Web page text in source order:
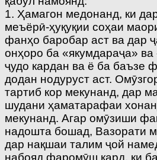
1. Ҳамагон медонанд, ки
меъёрӣ-ҳуқуқии соҳаи
фанҳо баробар аст ва дар
онҳоро ба «якумдараҷа»
ҷудо кардан ва ё ба баъзе
додан нодуруст аст.
тартиб кор мекунанд, дар
шудани ҳаматарафаи
мекунанд. Агар омӯзиши
надошта бошад, Вазорати
дар нақшаи талим ҷой
набояд фаромӯш кард, ки